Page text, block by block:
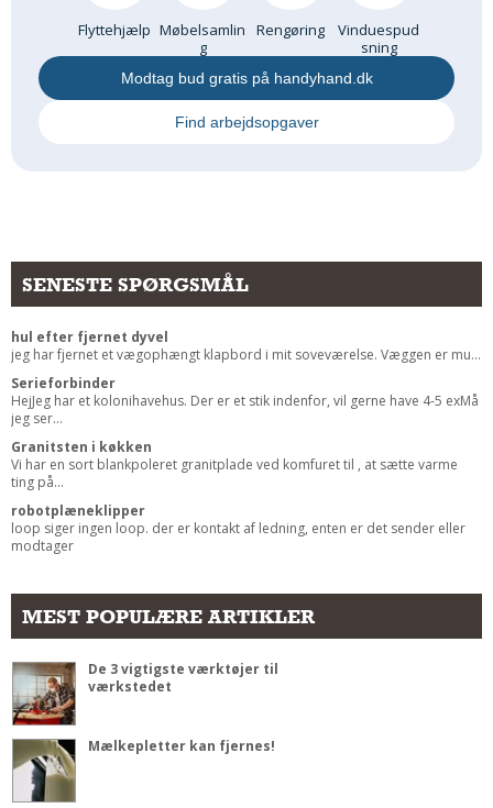
Belægning
Om Værktøj
Flyttehjælp Møbelsamlin
g
Rengøring
Vinduespud
sning
Modtag bud gratis på handyhand.dk
Find arbejdsopgaver
SENESTE SPØRGSMÅL
hul efter fjernet dyvel
jeg har fjernet et vægophængt klapbord i mit soveværelse. Væggen er mu...
Serieforbinder
HejJeg har et kolonihavehus. Der er et stik indenfor, vil gerne have 4-5 exMå
jeg ser...
Granitsten i køkken
Vi har en sort blankpoleret granitplade ved komfuret til , at sætte varme
ting på...
robotplæneklipper
loop siger ingen loop. der er kontakt af ledning, enten er det sender eller
modtager
MEST POPULÆRE ARTIKLER
De 3 vigtigste værktøjer til
værkstedet
Mælkepletter kan fjernes!